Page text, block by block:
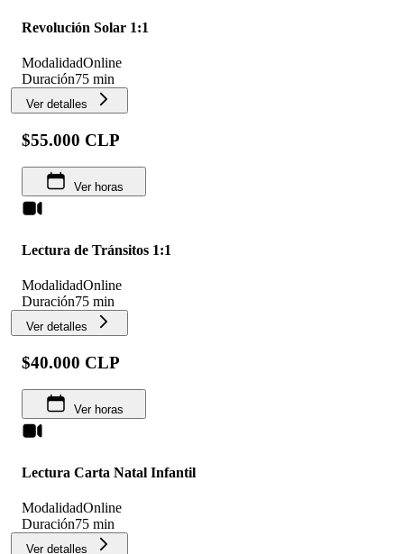
Revolución Solar 1:1
ModalidadOnline
Duración75 min
Ver detalles
$55.000 CLP
Ver horas
Lectura de Tránsitos 1:1
ModalidadOnline
Duración75 min
Ver detalles
$40.000 CLP
Ver horas
Lectura Carta Natal Infantil
ModalidadOnline
Duración75 min
Ver detalles